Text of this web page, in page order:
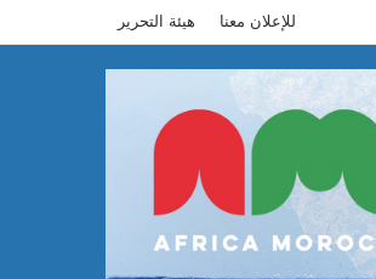
للإعلان معنا هيئة التحرير